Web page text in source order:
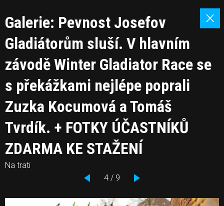
Galerie: Pevnost Josefov
Gladiátorům sluší. V hlavním
závodě Winter Gladiator Race se
s překážkami nejlépe poprali
Zuzka Kocumová a Tomáš
Tvrdík. + FOTKY ÚČASTNÍKŮ
ZDARMA KE STAŽENÍ
Na trati
4 / 9